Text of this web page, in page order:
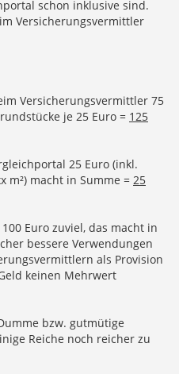
schon inklusive sind.
Versicherungsvermittler
Versicherungsvermittler 75
je 25 Euro = 125
25 Euro (inkl.
m²) macht in Summe = 25
Euro zuviel, das macht in
bessere Verwendungen
als Provision
keinen Mehrwert
bzw. gutmütige
Reiche noch reicher zu